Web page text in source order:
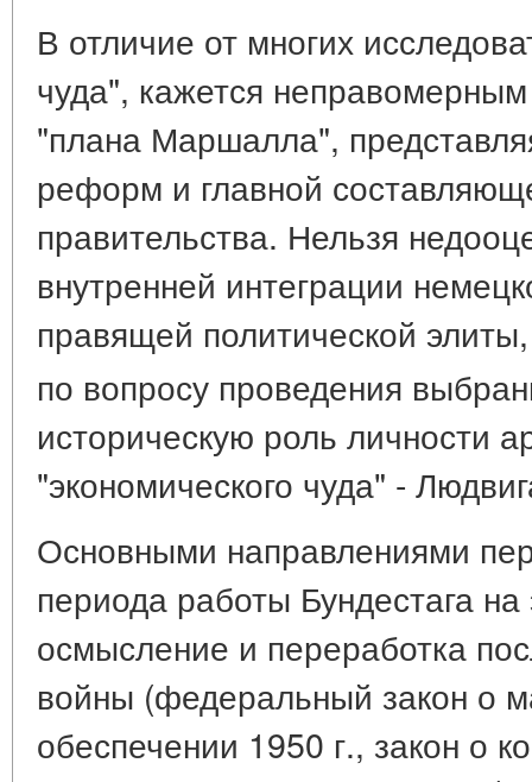
В отличие от многих
чуда", кажется
"плана Маршалла",
реформ и главной
правительства. Нельзя
внутренней интеграции
правящей политической
по вопросу проведения
историческую роль личности
"экономического чуда" -
Основными направлениями
периода работы Бундестага
осмысление и переработка
войны (федеральный закон о
обеспечении 1950 г., закон о